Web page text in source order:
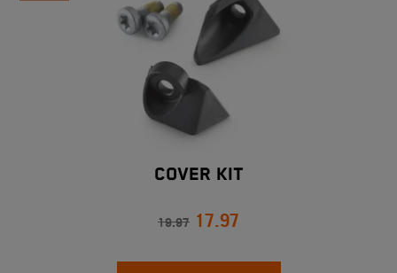
COVER KIT
19.97 17.97